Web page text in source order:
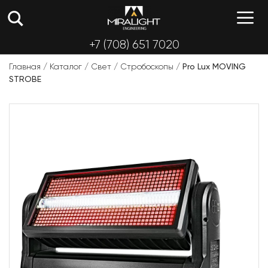
+7 (708) 651 7020
Главная / Каталог / Свет / Стробоскопы / Pro Lux MOVING
STROBE